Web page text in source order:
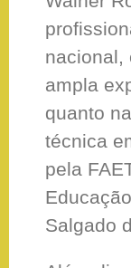
nacional,
ampla
quanto
técnica
pela
Salgado